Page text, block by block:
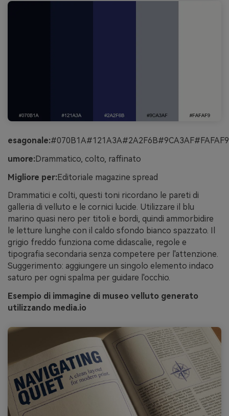
esagonale:#070B1A#121A3A#2A2F6B#9CA3AF#FAFAF9
umore:Drammatico, colto, raffinato
Migliore per:Editoriale magazine spread
Drammatici e colti, questi toni ricordano le pareti di
galleria di velluto e le cornici lucide. Utilizzare il blu
marino quasi nero per titoli e bordi, quindi ammorbidire
le letture lunghe con il caldo sfondo bianco spazzato. Il
grigio freddo funziona come didascalie, regole e
tipografia secondaria senza competere per l'attenzione.
Suggerimento: aggiungere un singolo elemento indaco
saturo per ogni spalma per guidare l'occhio.
Esempio di immagine di museo velluto generato
utilizzando media.io